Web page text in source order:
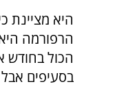
היא מציינת
הרפורמה
הכול בחודש
בסעיפים